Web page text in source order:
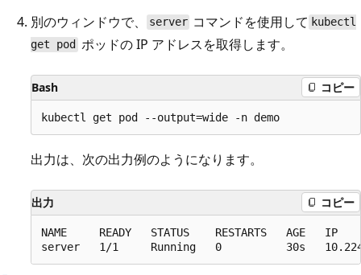
別のウィンドウで、
server コマンドを使用して kubectl
get pod ポッドの IP アドレスを取得します。
Bash コピー
出力は、次の出力例のようになります。
出力 コピー
NAME     READY   STATUS    RESTARTS   AGE   IP